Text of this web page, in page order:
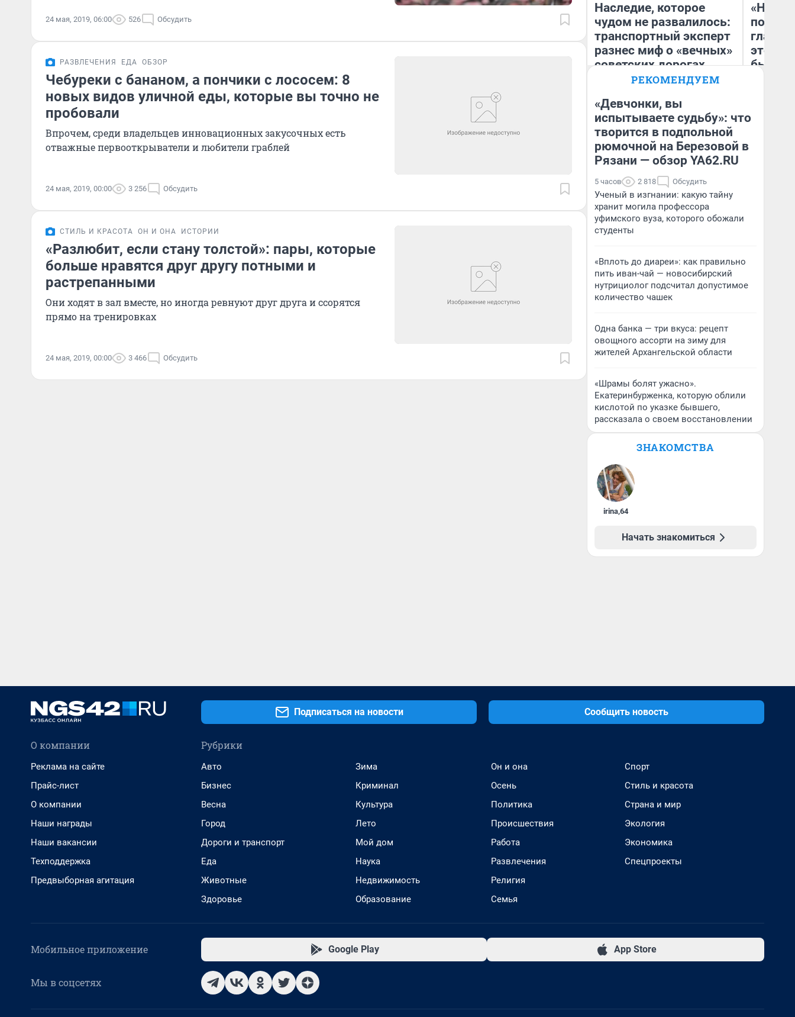
24 мая, 2019, 06:00 526 Обсудить
РАЗВЛЕЧЕНИЯ ЕДА ОБЗОР
Чебуреки с бананом, а пончики с лососем: 8
новых видов уличной еды, которые вы точно не
пробовали
Впрочем, среди владельцев инновационных закусочных есть
отважные первооткрыватели и любители граблей
24 мая, 2019, 00:00 3 256 Обсудить
СТИЛЬ И КРАСОТА ОН И ОНА ИСТОРИИ
«Разлюбит, если стану толстой»: пары, которые
больше нравятся друг другу потными и
растрепанными
Они ходят в зал вместе, но иногда ревнуют друг друга и ссорятся
прямо на тренировках
24 мая, 2019, 00:00 3 466 Обсудить
Наследие, которое
чудом не развалилось:
транспортный эксперт
разнес миф о «вечных»
советских дорогах
Олег Арефьев
Блогер, предприниматель,
владелец в транспортном
бизнесе
этого
бьет
РЕКОМЕНДУЕМ
«Девчонки, вы
испытываете судьбу»: что
творится в подпольной
рюмочной на Березовой в
Рязани — обзор YA62.RU
5 часов 2 818 Обсудить
Ученый в изгнании: какую тайну
хранит могила профессора
уфимского вуза, которого обожали
студенты
«Вплоть до диареи»: как правильно
пить иван-чай — новосибирский
нутрициолог подсчитал допустимое
количество чашек
Одна банка — три вкуса: рецепт
овощного ассорти на зиму для
жителей Архангельской области
«Шрамы болят ужасно».
Екатеринбурженка, которую облили
кислотой по указке бывшего,
рассказала о своем восстановлении
ЗНАКОМСТВА
irina,64
Начать знакомиться
Подписаться на новости Сообщить новость
О компании
Реклама на сайте
Прайс-лист
О компании
Наши награды
Наши вакансии
Техподдержка
Предвыборная агитация
Рубрики
Авто
Бизнес
Весна
Город
Дороги и транспорт
Еда
Животные
Здоровье
Зима
Криминал
Культура
Лето
Мой дом
Наука
Недвижимость
Образование
Он и она
Осень
Политика
Происшествия
Работа
Развлечения
Религия
Семья
Спорт
Стиль и красота
Страна и мир
Экология
Экономика
Спецпроекты
Мобильное приложение Google Play App Store
Мы в соцсетях